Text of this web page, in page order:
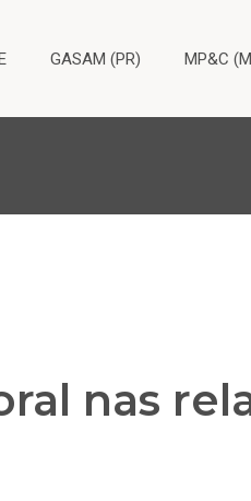
GASAM (PR) MP&C
nas